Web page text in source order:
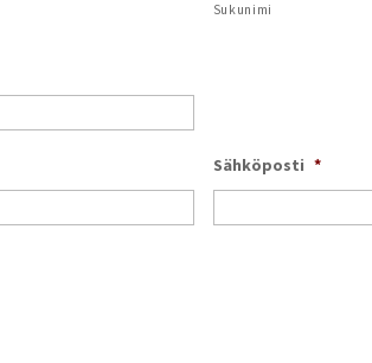
Sukunimi
Sähköposti *